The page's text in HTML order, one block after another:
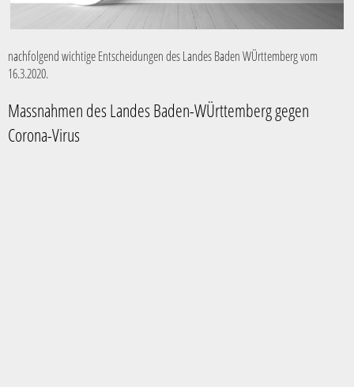
nachfolgend wichtige Entscheidungen des Landes Baden WÜrttemberg vom
16.3.2020.
Massnahmen des Landes Baden-WÜrttemberg gegen
Corona-Virus